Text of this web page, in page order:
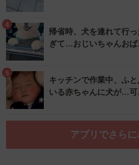
4
帰省時、犬を連れて行
ぎて…おじいちゃんお
5
キッチンで作業中、ふ
いる赤ちゃんに犬が…
アプリでさら